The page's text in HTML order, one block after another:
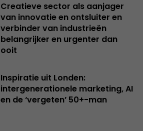
Creatieve sector als aanjager
van innovatie en ontsluiter en
verbinder van industrieën
belangrijker en urgenter dan
ooit
Inspiratie uit Londen:
intergenerationele marketing, AI
en de ‘vergeten’ 50+-man